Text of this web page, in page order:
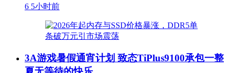
6 5小时前
3A游戏暑假通宵计划 致态TiPlus9100承包一整